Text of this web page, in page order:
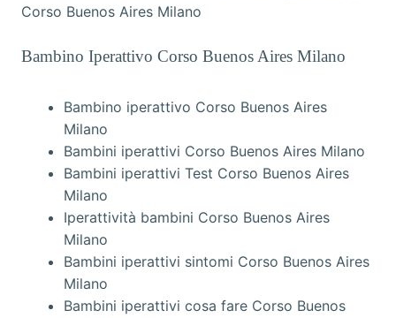
Corso Buenos Aires Milano
Bambino Iperattivo Corso Buenos Aires Milano
Bambino iperattivo Corso Buenos Aires
Milano
Bambini iperattivi Corso Buenos Aires Milano
Bambini iperattivi Test Corso Buenos Aires
Milano
Iperattività bambini Corso Buenos Aires
Milano
Bambini iperattivi sintomi Corso Buenos Aires
Milano
Bambini iperattivi cosa fare Corso Buenos